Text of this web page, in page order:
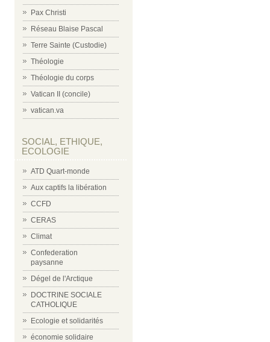
Pax Christi
Réseau Blaise Pascal
Terre Sainte (Custodie)
Théologie
Théologie du corps
Vatican II (concile)
vatican.va
SOCIAL, ETHIQUE,
ECOLOGIE
ATD Quart-monde
Aux captifs la libération
CCFD
CERAS
Climat
Confederation
paysanne
Dégel de l'Arctique
DOCTRINE SOCIALE
CATHOLIQUE
Ecologie et solidarités
économie solidaire